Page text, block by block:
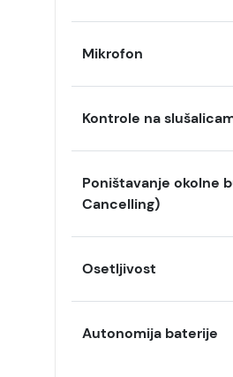
Mikrofon
Kontrole na
Poništavanje okolne
Cancelling)
Osetljivost
Autonomija baterije